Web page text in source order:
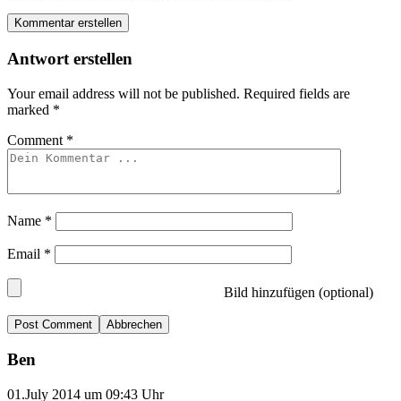
Kommentar erstellen
Antwort erstellen
Your email address will not be published. Required fields are
marked *
Comment *
Name *
Email *
Bild hinzufügen (optional)
Abbrechen
Ben
01.July 2014 um 09:43 Uhr